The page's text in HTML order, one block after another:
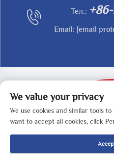
Тел.: +86-
Email: [email
Copyright © 2025 by
TECHNOLOGY CO.,LTD -
We value your privacy
We use cookies and similar tools
want to accept all cookies, click